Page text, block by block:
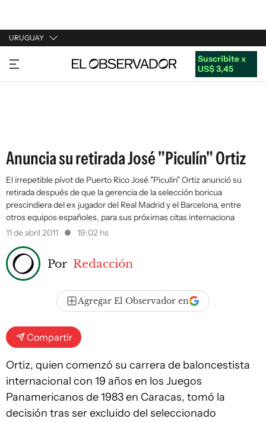
URUGUAY
URUGUAY
ARGENTINA
Suscribite x
US$ 3,45
Anuncia su retirada José "Piculín" Ortiz
El irrepetible pívot de Puerto Rico José "Piculín" Ortiz anunció su
retirada después de que la gerencia de la selección boricua
prescindiera del ex jugador del Real Madrid y el Barcelona, entre
otros equipos españoles, para sus próximas citas internaciona
11 de abril 2011
19:02 hs
Por Redacción
Agregar El Observador en
Compartir
Ortiz, quien comenzó su carrera de baloncestista
internacional con 19 años en los Juegos
Panamericanos de 1983 en Caracas, tomó la
decisión tras ser excluido del seleccionado